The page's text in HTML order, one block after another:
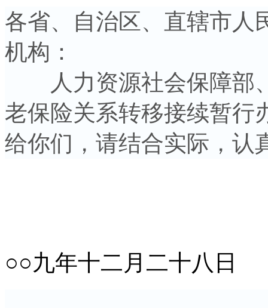
各省、自治区、直辖市人
机构：
人力资源社会保障部
老保险关系转移接续暂行
给你们，请结合实际，认
○○九年十二月二十八日